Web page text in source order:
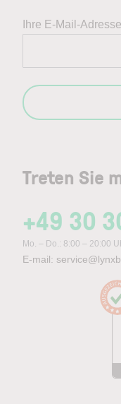
Treten Sie
+49 30
Mo. – Do.: 8:00 – 20:00
E-mail:
Ihre E-Mail-Adresse